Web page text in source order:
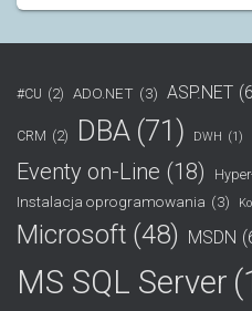
#CU (2) ADO.NET (3) ASP.NET
CRM (2) DBA (71) DWH (1)
Eventy on-Line (18)
Instalacja oprogramowania (3)
Microsoft (48) MSDN
MS SQL Server